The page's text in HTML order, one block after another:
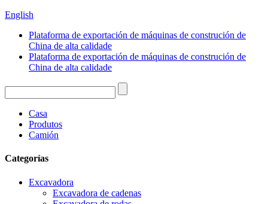
English
Plataforma de exportación de máquinas de construción de
China de alta calidade
Plataforma de exportación de máquinas de construción de
China de alta calidade
Casa
Produtos
Camión
Categorías
Excavadora
Excavadora de cadenas